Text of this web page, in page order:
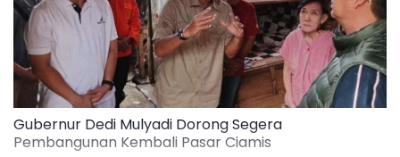
Gubernur Dedi Mulyadi Dorong Segera
Pembangunan Kembali Pasar Ciamis